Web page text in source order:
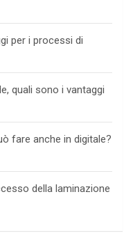
per i processi di
quali sono i vantaggi
fare anche in digitale?
della laminazione